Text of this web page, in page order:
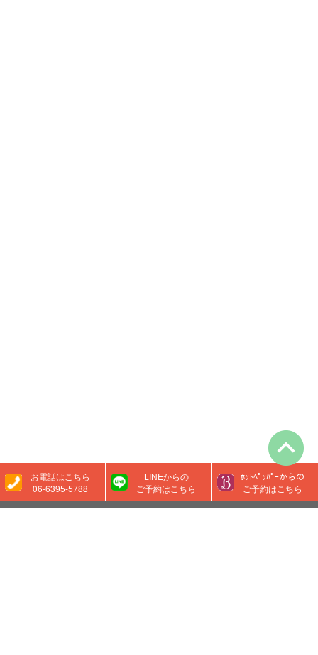
お電話はこちら
06-6395-5788‬
LINEからの
ご予約はこちら
ﾎｯﾄﾍﾟｯﾊﾟｰからの
ご予約はこちら